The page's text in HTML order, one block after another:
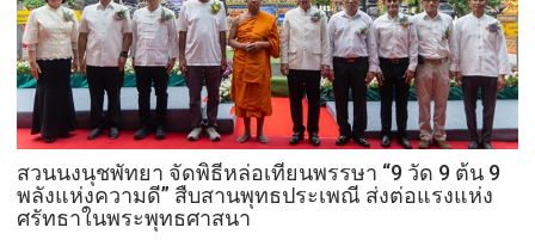
ธัมม์
มงคล
แบบ
ล้าน
นา
ถวาย
พระ
ราช
สวนนงนุชพัทยา จัดพิธีหล่อเทียนพรรษา “9 วัด 9 ต้น 9
พลังแห่งความดี” สืบสานพุทธประเพณี ส่งต่อแรงแห่ง
ศรัทธาในพระพุทธศาสนา